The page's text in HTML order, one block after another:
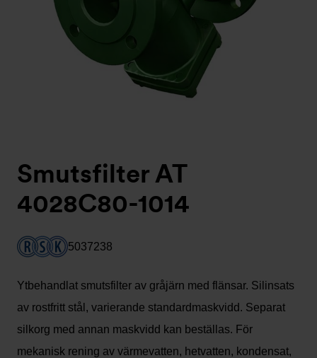
Smutsfilter AT
4028C80-1014
5037238
Ytbehandlat smutsfilter av gråjärn med flänsar. Silinsats
av rostfritt stål, varierande standardmaskvidd. Separat
silkorg med annan maskvidd kan beställas. För
mekanisk rening av värmevatten, hetvatten, kondensat,